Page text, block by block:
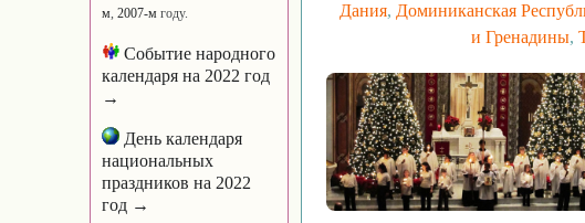
м, 2007-м году.
Событие народного
календаря на 2022 год
→
День календаря
национальных
праздников на 2022
год →
Дания, Доминиканская
и Гренадины,